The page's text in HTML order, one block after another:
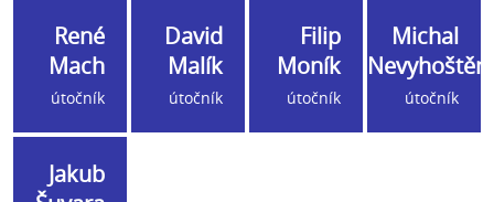
René
Mach
útočník
David
Malík
útočník
Filip
Moník
útočník
Michal
útočník
Jakub